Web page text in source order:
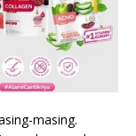
masing.